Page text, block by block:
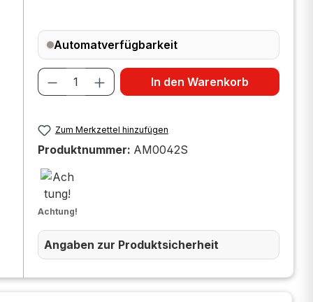
Automatverfügbarkeit
Produkt Anzahl: Gib den
In den Warenkorb
Zum Merkzettel hinzufügen
Produktnummer: AM0042S
Achtung!
Angaben zur Produktsicherheit